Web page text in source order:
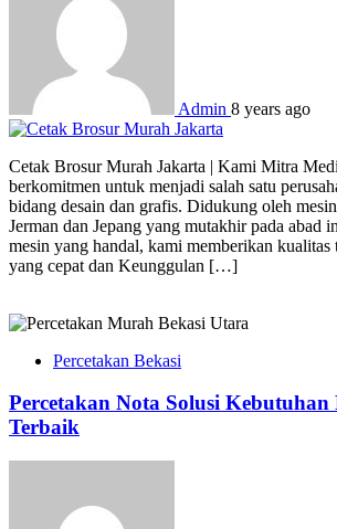
Admin 8 years ago
Cetak Brosur Murah Jakarta | Kami Mitra
berkomitmen untuk menjadi salah satu
bidang desain dan grafis. Didukung oleh
Jerman dan Jepang yang mutakhir pada abad
mesin yang handal, kami memberikan
yang cepat dan Keunggulan […]
Percetakan Bekasi
Percetakan Nota Solusi Kebutuhan
Terbaik